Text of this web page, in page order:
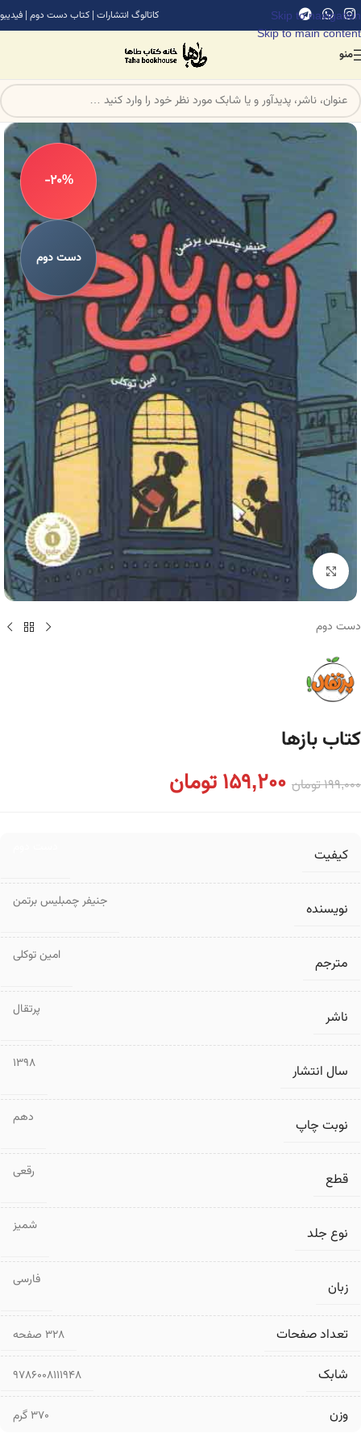
Skip to navigation
Skip to main content
کاتالوگ انتشارات | کتاب دست دوم | فیدیبو
منو
-20%
دست دوم
برای بزرگنمایی کلیک کنید
دست دوم
کتاب بازها
199,000تومان 159,200تومان
کیفیت
نویسنده جنیفر چمبلیس برتمن
مترجم امین توکلی
ناشر پرتقال
سال انتشار 1398
نوبت چاپ دهم
قطع رقعی
نوع جلد شمیز
زبان فارسی
تعداد صفحات ۳۲۸ صفحه
شابک 9786008111948
وزن 370 گرم